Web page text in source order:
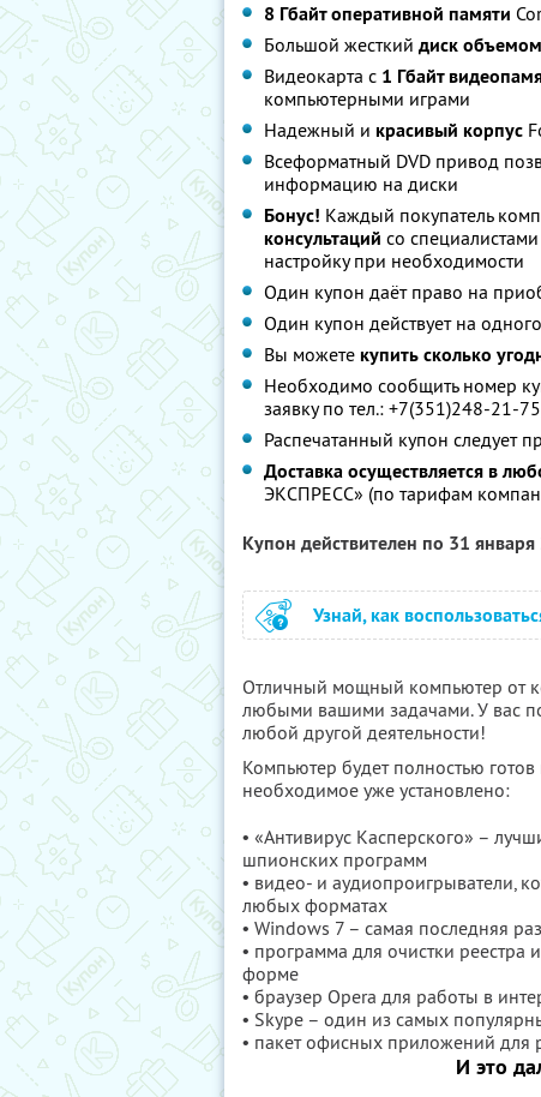
8 Гбайт оперативной памяти
Большой жесткий диск
Видеокарта с 1 Гбайт
компьютерными играми
Надежный и красивый корпус
Всеформатный DVD привод
информацию на диски
Бонус! Каждый покупатель
консультаций со
настройку при необходимости
Один купон даёт право на
Один купон действует на
Вы можете купить сколько
Необходимо сообщить номер
заявку по тел.: +7(351)248-21-
Распечатанный купон следует
Доставка осуществляется в
ЭКСПРЕСС» (по тарифам
Купон действителен по 31
Узнай, как
Отличный мощный компьютер от
любыми вашими задачами. У вас
любой другой деятельности!
Компьютер будет полностью готов
необходимое уже установлено:
• «Антивирус Касперского» –
шпионских программ
• видео- и аудиопроигрыватели,
любых форматах
• Windows 7 – самая последняя
• программа для очистки
форме
• браузер Opera для работы в
• Skype – один из самых
• пакет офисных приложений для
И это